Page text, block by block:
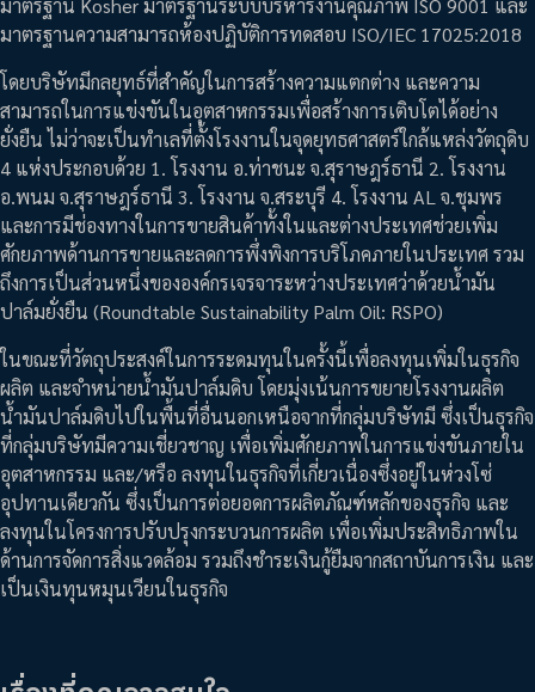
มาตรฐาน Kosher มาตรฐานระบบบริหารงานคุณภาพ ISO 9001 และ
มาตรฐานความสามารถห้องปฏิบัติการทดสอบ ISO/IEC 17025:2018
โดยบริษัทมีกลยุทธ์ที่สำคัญในการสร้างความแตกต่าง และความ
สามารถในการแข่งขันในอุตสาหกรรมเพื่อสร้างการเติบโตได้อย่าง
ยั่งยืน ไม่ว่าจะเป็นทำเลที่ตั้งโรงงานในจุดยุทธศาสตร์ใกล้แหล่งวัตถุดิบ
4 แห่งประกอบด้วย 1. โรงงาน อ.ท่าชนะ จ.สุราษฎร์ธานี 2. โรงงาน
อ.พนม จ.สุราษฎร์ธานี 3. โรงงาน จ.สระบุรี 4. โรงงาน AL จ.ชุมพร
และการมีช่องทางในการขายสินค้าทั้งในและต่างประเทศช่วยเพิ่ม
ศักยภาพด้านการขายและลดการพึ่งพิงการบริโภคภายในประเทศ รวม
ถึงการเป็นส่วนหนึ่งขององค์กรเจรจาระหว่างประเทศว่าด้วยน้ำมัน
ปาล์มยั่งยืน (Roundtable Sustainability Palm Oil: RSPO)
ในขณะที่วัตถุประสงค์ในการระดมทุนในครั้งนี้เพื่อลงทุนเพิ่มในธุรกิจ
ผลิต และจำหน่ายน้ำมันปาล์มดิบ โดยมุ่งเน้นการขยายโรงงานผลิต
น้ำมันปาล์มดิบไปในพื้นที่อื่นนอกเหนือจากที่กลุ่มบริษัทมี ซึ่งเป็นธุรกิจ
ที่กลุ่มบริษัทมีความเชี่ยวชาญ เพื่อเพิ่มศักยภาพในการแข่งขันภายใน
อุตสาหกรรม และ/หรือ ลงทุนในธุรกิจที่เกี่ยวเนื่องซึ่งอยู่ในห่วงโซ่
อุปทานเดียวกัน ซึ่งเป็นการต่อยอดการผลิตภัณฑ์หลักของธุรกิจ และ
ลงทุนในโครงการปรับปรุงกระบวนการผลิต เพื่อเพิ่มประสิทธิภาพใน
ด้านการจัดการสิ่งแวดล้อม รวมถึงชำระเงินกู้ยืมจากสถาบันการเงิน และ
เป็นเงินทุนหมุนเวียนในธุรกิจ